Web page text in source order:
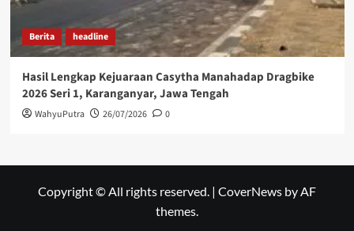
Berita headline
Hasil Lengkap Kejuaraan Casytha Manahadap Dragbike
2026 Seri 1, Karanganyar, Jawa Tengah
WahyuPutra 26/07/2026 0
Copyright © All rights reserved. | CoverNews by AF
themes.